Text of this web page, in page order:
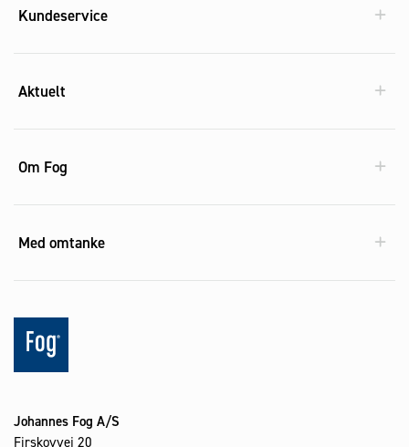
Kundeservice
Aktuelt
Om Fog
Med omtanke
Johannes Fog A/S
Firskovvej 20